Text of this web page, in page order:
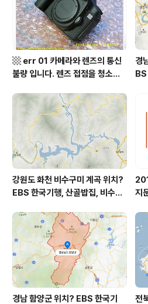
장 임분노미 할머니
까
▩ err 01 카메라와 렌즈의 통신
불량 입니다. 렌즈 접점을 청소하
경
BS
강원도 화천 비수구미 계곡 위치?
EBS 한국기행, 산골밥집, 비수구
부 화천군 비수구미 낙타민박 어
디? / 강원도 화천군 가볼 만한 곳
비수구미 마을, 파로호
지문
역,
영
경남 함양군 위치? EBS 한국기 전